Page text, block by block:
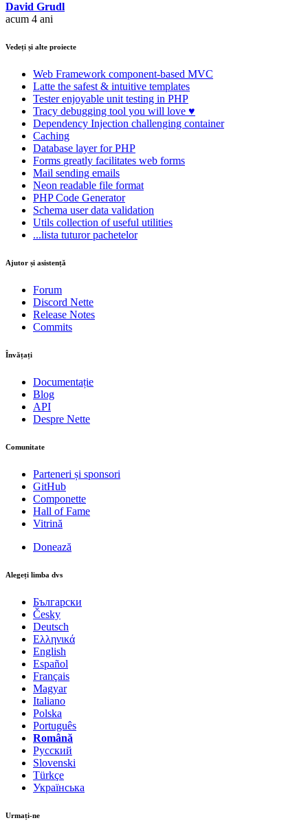
David Grudl
acum 4 ani
Vedeți și alte proiecte
Web Framework component-based MVC
Latte the safest & intuitive templates
Testerenjoyable unit testing in PHP
Tracy debugging tool you will love ♥
Dependency Injection challenging container
Caching
Database layer for PHP
Forms greatly facilitates web forms
Mail sending emails
Neon readable file format
PHP Code Generator
Schema user data validation
Utils collection of useful utilities
...lista tuturor pachetelor
Ajutor și asistență
Forum
Discord Nette
Release Notes
Commits
Învățați
Documentație
Blog
API
Despre Nette
Comunitate
Parteneri și sponsori
GitHub
Componette
Hall of Fame
Vitrină
Donează
Alegeți limba dvs
Български
Česky
Deutsch
Ελληνικά
English
Español
Français
Magyar
Italiano
Polska
Português
Română
Русский
Slovenski
Türkçe
Українська
Urmați-ne